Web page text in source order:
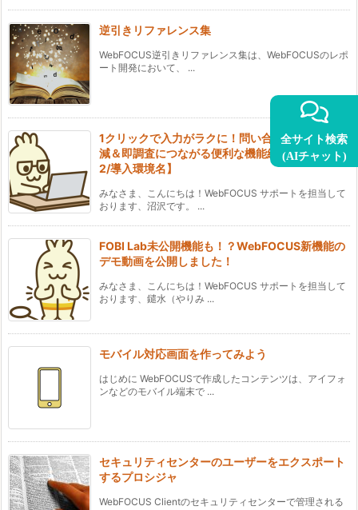
逆引きリファレンス集
WebFOCUS逆引きリファレンス集は、WebFOCUSのレポ
ート開発において、 ...
1クリックで入力がラクに！問い合わせの手間削
減＆即調査につながる便利な機能紹介【AWSC-
2/導入環境名】
みなさま、こんにちは！WebFOCUS サポートを担当して
おります、沼沢です。 ...
FOBI Lab未公開機能も！？WebFOCUS新機能の
デモ動画を公開しました！
みなさま、こんにちは！WebFOCUS サポートを担当して
おります、鑓水（やりみ ...
モバイル対応画面を作ってみよう
はじめに WebFOCUSで作成したコンテンツは、アイフォ
ンなどのモバイル端末で ...
セキュリティセンターのユーザーをエクスポート
するプロシジャ
WebFOCUS Clientのセキュリティセンターで管理される
全サイト検索
(AIチャット)